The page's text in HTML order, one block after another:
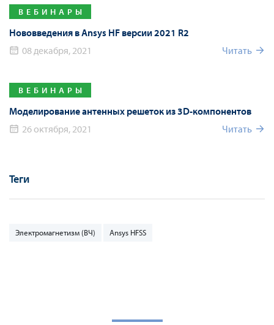
ВЕБИНАРЫ
Нововведения в Ansys HF версии 2021 R2
08 декабря, 2021
Читать
ВЕБИНАРЫ
Моделирование антенных решеток из 3D-компонентов
26 октября, 2021
Читать
Теги
Электромагнетизм (ВЧ) Ansys HFSS